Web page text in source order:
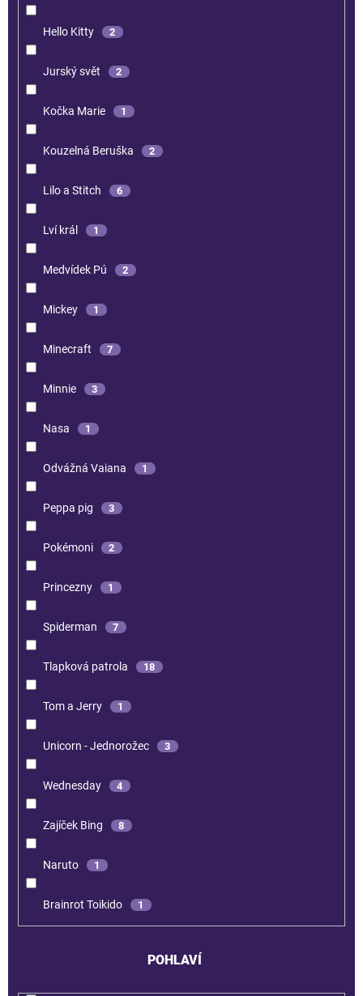
Hello Kitty 2
Jurský svět 2
Kočka Marie 1
Kouzelná Beruška 2
Lilo a Stitch 6
Lví král 1
Medvídek Pú 2
Mickey 1
Minecraft 7
Minnie 3
Nasa 1
Odvážná Vaiana 1
Peppa pig 3
Pokémoni 2
Princezny 1
Spiderman 7
Tlapková patrola 18
Tom a Jerry 1
Unicorn - Jednorožec 3
Wednesday 4
Zajíček Bing 8
Naruto 1
Brainrot Toikido 1
POHLAVÍ